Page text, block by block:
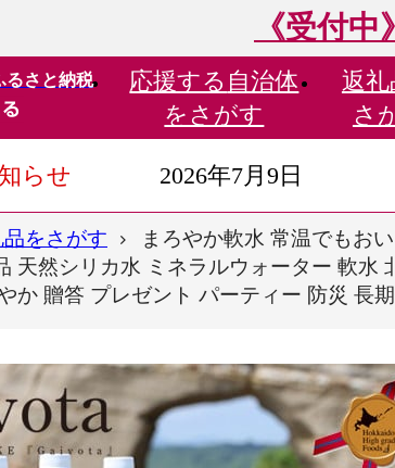
《受付
るさと納税 応援する 自治体
をさがす
返礼
さ
らせ 2026年7月9日
をさがす
まろやか軟水 常温でもお
天然シリカ水 ミネラルウォーター 軟
か 贈答 プレゼント パーティー 防災 長